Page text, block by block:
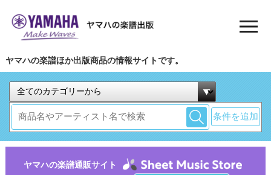
ヤマハの楽譜ほか出版商品の情報サイトです。
条件を追加
ヤマハの楽譜通販サイト